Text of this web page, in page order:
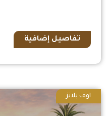
تفاصيل إضافية
اوف بلانز